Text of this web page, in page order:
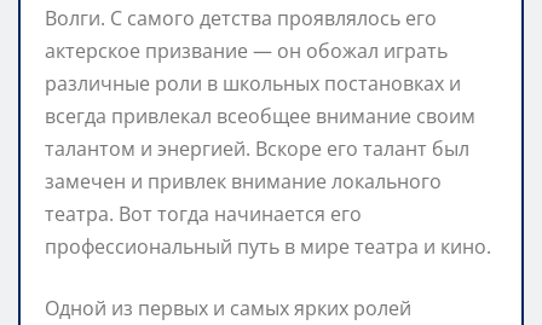
Волги. С самого детства проявлялось его
актерское призвание — он обожал играть
различные роли в школьных постановках и
всегда привлекал всеобщее внимание своим
талантом и энергией. Вскоре его талант был
замечен и привлек внимание локального
театра. Вот тогда начинается его
профессиональный путь в мире театра и кино.
Одной из первых и самых ярких ролей